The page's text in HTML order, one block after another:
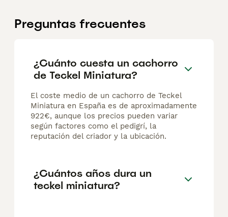
Preguntas frecuentes
¿Cuánto cuesta un cachorro
de Teckel Miniatura?
El coste medio de un cachorro de Teckel
Miniatura en España es de aproximadamente
922€, aunque los precios pueden variar
según factores como el pedigrí, la
reputación del criador y la ubicación.
¿Cuántos años dura un
teckel miniatura?